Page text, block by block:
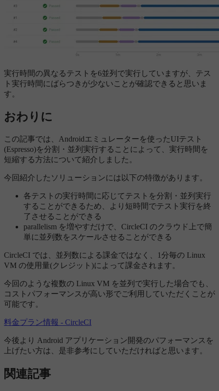
実行時間の異なるテストを6並列で実行していますが、テス
ト実行時間にばらつきが少ないことが確認できると思いま
す。
おわりに
この記事では、Androidエミュレーターを使ったUIテスト
(Espresso)を分割・並列実行することによって、実行時間を
短縮する方法について紹介しました。
今回紹介したソリューションには以下の特徴があります。
各テストの実行時間に応じてテストを分割・並列実行
することができるため、より短時間でテスト実行を終
了させることができる
parallelism を増やすだけで、CircleCI のクラウド上で簡
単に並列数をスケールさせることができる
CircleCI では、並列数による課金ではなく、1分毎の Linux
VM の使用量(クレジット)によって課金されます。
今回のような複数の Linux VM を並列で実行した場合でも、
コストパフォーマンスが高い形でご利用していただくことが
可能です。
料金プラン情報 - CircleCI
今後より Android アプリケーション開発のパフォーマンスを
上げたい方は、是非参考にしていただければと思います。
関連記事